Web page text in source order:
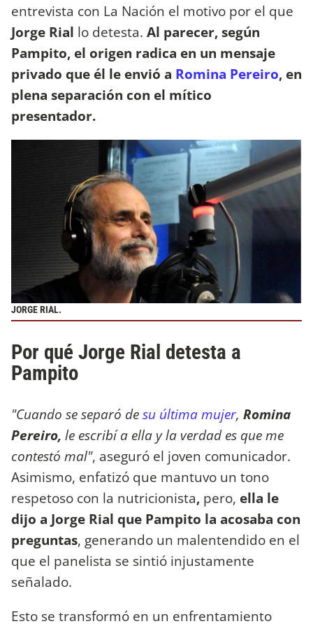
entrevista con La Nación el motivo por el que
Jorge Rial lo detesta. Al parecer, según
Pampito, el origen radica en un mensaje
privado que él le envió a Romina Pereiro, en
plena separación con el mítico
presentador.
JORGE RIAL.
Por qué Jorge Rial detesta a
Pampito
"Cuando se separó desu última mujer, Romina
Pereiro, le escribí a ella y la verdad es que me
contestó mal", aseguró el joven comunicador.
Asimismo, enfatizó que mantuvo un tono
respetoso con la nutricionista, pero, ella le
dijo a Jorge Rial que Pampito la acosaba con
preguntas, generando un malentendido en el
que el panelista se sintió injustamente
señalado.
Esto se transformó en un enfrentamiento